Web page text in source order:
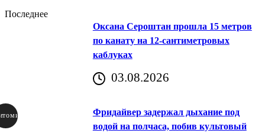
Последнее
Оксана Сероштан прошла 15 метров
по канату на 12-сантиметровых
каблуках
03.08.2026
Фридайвер задержал дыхание под
водой на полчаса, побив культовый